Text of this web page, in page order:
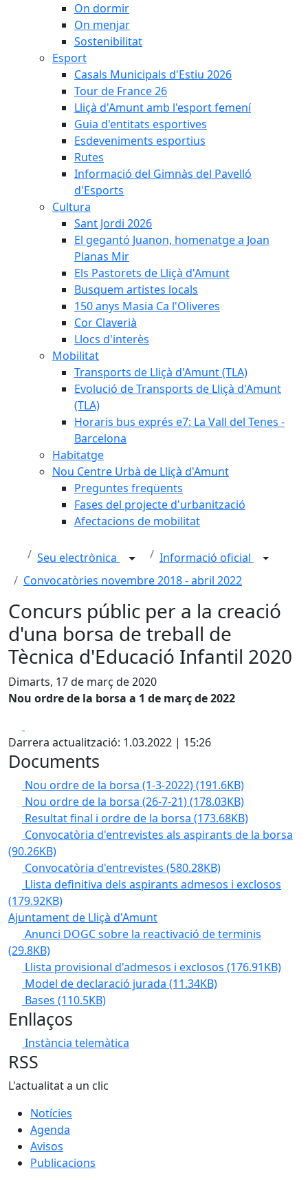
On dormir
On menjar
Sostenibilitat
Esport
Casals Municipals d'Estiu 2026
Tour de France 26
Lliçà d'Amunt amb l'esport femení
Guia d'entitats esportives
Esdeveniments esportius
Rutes
Informació del Gimnàs del Pavelló
d'Esports
Cultura
Sant Jordi 2026
El gegantó Juanon, homenatge a Joan
Planas Mir
Els Pastorets de Lliçà d'Amunt
Busquem artistes locals
150 anys Masia Ca l'Oliveres
Cor Claverià
Llocs d'interès
Mobilitat
Transports de Lliçà d'Amunt (TLA)
Evolució de Transports de Lliçà d'Amunt
(TLA)
Horaris bus exprés e7: La Vall del Tenes -
Barcelona
Habitatge
Nou Centre Urbà de Lliçà d'Amunt
Preguntes freqüents
Fases del projecte d'urbanització
Afectacions de mobilitat
Seu electrònica
Informació oficial
Convocatòries novembre 2018 - abril 2022
Concurs públic per a la creació
d'una borsa de treball de
Tècnica d'Educació Infantil 2020
Dimarts, 17 de març de 2020
Nou ordre de la borsa a 1 de març de 2022
Darrera actualització: 1.03.2022 | 15:26
Documents
Nou ordre de la borsa (1-3-2022)(191.6KB)
Nou ordre de la borsa (26-7-21)(178.03KB)
Resultat final i ordre de la borsa (173.68KB)
Convocatòria d'entrevistes als aspirants de la borsa
(90.26KB)
Convocatòria d'entrevistes (580.28KB)
Llista definitiva dels aspirants admesos i exclosos
(179.92KB)
Ajuntament de Lliçà d'Amunt
Anunci DOGC sobre la reactivació de terminis
(29.8KB)
Llista provisional d'admesos i exclosos (176.91KB)
Model de declaració jurada (11.34KB)
Bases (110.5KB)
Enllaços
Instància telemàtica
RSS
L'actualitat a un clic
Notícies
Agenda
Avisos
Publicacions